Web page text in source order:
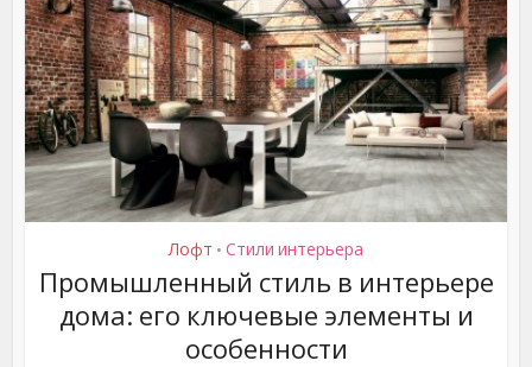
Лофт • Стили интерьера
Промышленный стиль в интерьере
дома: его ключевые элементы и
особенности